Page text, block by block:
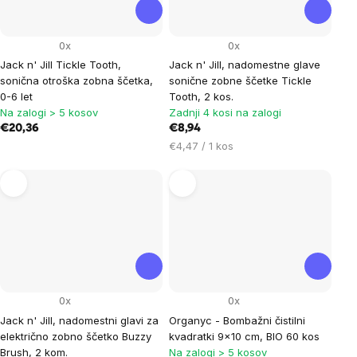
Jack n' Jill Tickle Tooth,
sonična otroška zobna ščetka,
0-6 let
0x
Na zalogi > 5 kosov
€20,36
Jack n' Jill, nadomestne glave
sonične zobne ščetke Tickle
Tooth, 2 kos.
0x
Zadnji 4 kosi na zalogi
€8,94
Cena
€4,47 / 1 kos
Jack n' Jill, nadomestni glavi za
električno zobno ščetko Buzzy
Brush, 2 kom.
0x
Organyc - Bombažni čistilni
kvadratki 9x10 cm, BIO 60 kos
0x
Na zalogi > 5 kosov